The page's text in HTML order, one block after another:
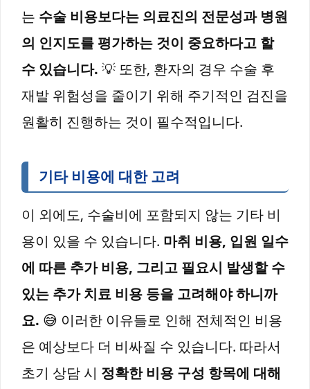
는 수술 비용보다는 의료진의 전문성과 병원
의 인지도를 평가하는 것이 중요하다고 할
수 있습니다. 💡 또한, 환자의 경우 수술 후
재발 위험성을 줄이기 위해 주기적인 검진을
원활히 진행하는 것이 필수적입니다.
기타 비용에 대한 고려
이 외에도, 수술비에 포함되지 않는 기타 비
용이 있을 수 있습니다. 마취 비용, 입원 일수
에 따른 추가 비용, 그리고 필요시 발생할 수
있는 추가 치료 비용 등을 고려해야 하니까
요. 😅 이러한 이유들로 인해 전체적인 비용
은 예상보다 더 비싸질 수 있습니다. 따라서
초기 상담 시 정확한 비용 구성 항목에 대해